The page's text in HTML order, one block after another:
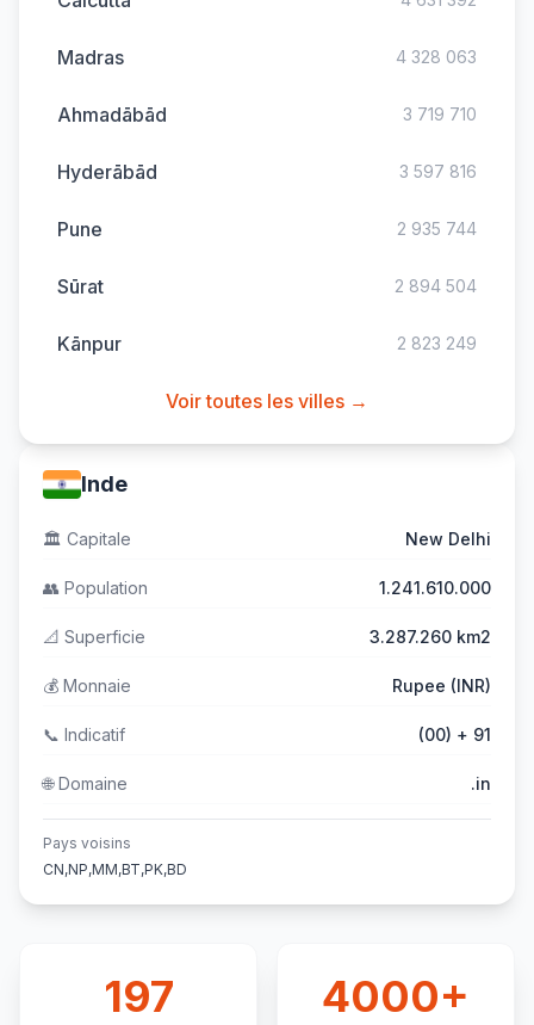
Madras 4 328 063
Ahmadābād 3 719 710
Hyderābād 3 597 816
Pune 2 935 744
Sūrat 2 894 504
Kānpur 2 823 249
Voir toutes les villes →
Inde
🏛️ Capitale New Delhi
👥 Population 1.241.610.000
📐 Superficie 3.287.260 km2
💰 Monnaie Rupee (INR)
📞 Indicatif (00) + 91
🌐Domaine .in
Pays voisins
CN,NP,MM,BT,PK,BD
197 4000+